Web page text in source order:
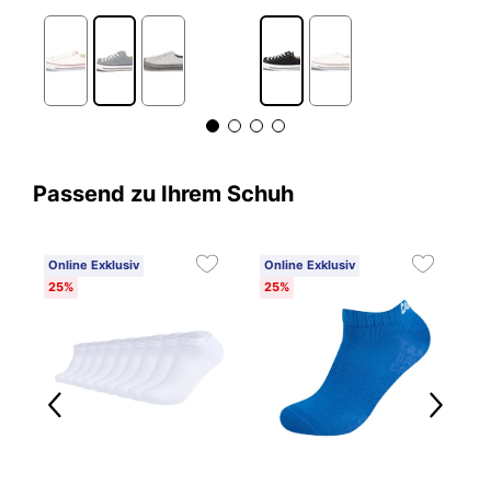
Passend zu Ihrem Schuh
Online Exklusiv
25%
Online Exklusiv
25%